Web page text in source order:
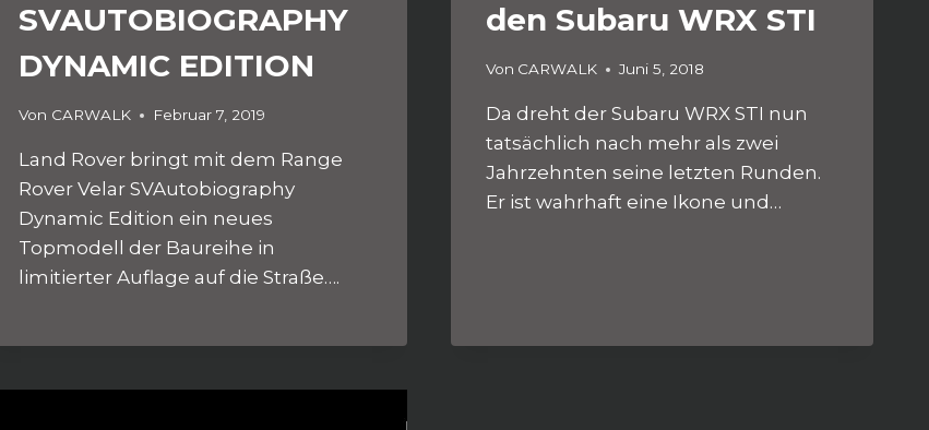
SVAUTOBIOGRAPHY
DYNAMIC EDITION
Von CARWALK Februar 7, 2019
Land Rover bringt mit dem Range
Rover Velar SVAutobiography
Dynamic Edition ein neues
Topmodell der Baureihe in
limitierter Auflage auf die Straße….
den Subaru WRX STI
Von CARWALK Juni 5, 2018
Da dreht der Subaru WRX STI nun
tatsächlich nach mehr als zwei
Jahrzehnten seine letzten Runden.
Er ist wahrhaft eine Ikone und…